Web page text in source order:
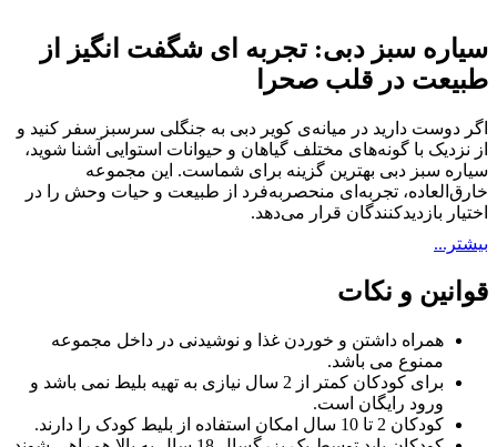
سیاره سبز دبی: تجربه‌ ای شگفت‌ انگیز از
طبیعت در قلب صحرا
اگر دوست دارید در میانه‌ی کویر دبی به جنگلی سرسبز سفر کنید و
از نزدیک با گونه‌های مختلف گیاهان و حیوانات استوایی آشنا شوید،
سیاره سبز دبی بهترین گزینه برای شماست. این مجموعه
خارق‌العاده، تجربه‌ای منحصربه‌فرد از طبیعت و حیات وحش را در
اختیار بازدیدکنندگان قرار می‌دهد.
آدرس
نحوه دسترسی
ساعت کاری
همه روزه از ۱۰:۰۰ الی ۱۸:۰۰
معرفی سیاره سبز دبی
بیشتر...
قوانین و نکات
همراه داشتن و خوردن غذا و نوشیدنی در داخل مجموعه
ممنوع می باشد.
برای کودکان كمتر از 2 سال نیازی به تهیه بلیط نمی باشد و
ورود رایگان است.
کودکان 2 تا 10 سال امکان استفاده از بلیط کودک را دارند.